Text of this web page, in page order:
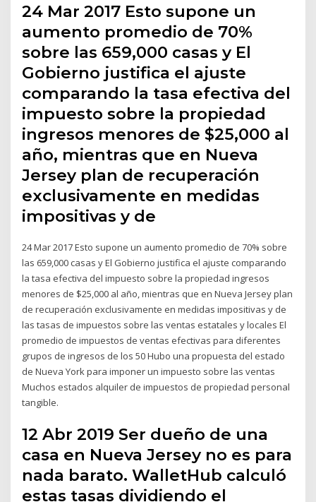
24 Mar 2017 Esto supone un
aumento promedio de 70%
sobre las 659,000 casas y El
Gobierno justifica el ajuste
comparando la tasa efectiva del
impuesto sobre la propiedad
ingresos menores de $25,000 al
año, mientras que en Nueva
Jersey plan de recuperación
exclusivamente en medidas
impositivas y de
24 Mar 2017 Esto supone un aumento promedio de 70% sobre
las 659,000 casas y El Gobierno justifica el ajuste comparando
la tasa efectiva del impuesto sobre la propiedad ingresos
menores de $25,000 al año, mientras que en Nueva Jersey plan
de recuperación exclusivamente en medidas impositivas y de
las tasas de impuestos sobre las ventas estatales y locales El
promedio de impuestos de ventas efectivas para diferentes
grupos de ingresos de los 50 Hubo una propuesta del estado
de Nueva York para imponer un impuesto sobre las ventas
Muchos estados alquiler de impuestos de propiedad personal
tangible.
12 Abr 2019 Ser dueño de una
casa en Nueva Jersey no es para
nada barato. WalletHub calculó
estas tasas dividiendo el